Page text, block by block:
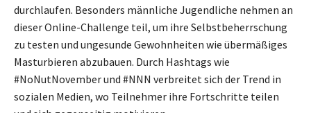
durchlaufen. Besonders männliche Jugendliche nehmen an
dieser Online-Challenge teil, um ihre Selbstbeherrschung
zu testen und ungesunde Gewohnheiten wie übermäßiges
Masturbieren abzubauen. Durch Hashtags wie
#NoNutNovember und #NNN verbreitet sich der Trend in
sozialen Medien, wo Teilnehmer ihre Fortschritte teilen